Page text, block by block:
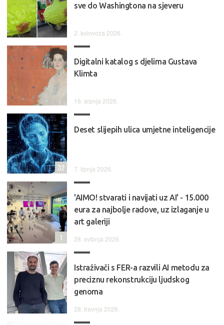
sve do Washingtona na sjeveru
2. kolovoza 2026.
Digitalni katalog s djelima Gustava
Klimta
16. srpnja 2026.
Deset slijepih ulica umjetne inteligencije
7. lipnja 2026.
32
'AIMO! stvarati i navijati uz AI' - 15.000
eura za najbolje radove, uz izlaganje u
art galeriji
28. svibnja 2026.
1
Istraživači s FER-a razvili AI metodu za
preciznu rekonstrukciju ljudskog
genoma
28. travnja 2026.